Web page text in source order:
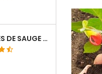
GRAINES DE SAUGE BLANCHE - SALVIA APIANA (10 SEMENCES)